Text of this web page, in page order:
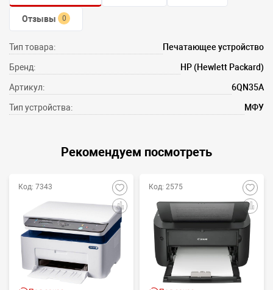
Отзывы 0
Тип товара: Печатающее устройство
Бренд: HP (Hewlett Packard)
Артикул: 6QN35A
Тип устройства: МФУ
Рекомендуем посмотреть
Код: 7343 Код: 2575